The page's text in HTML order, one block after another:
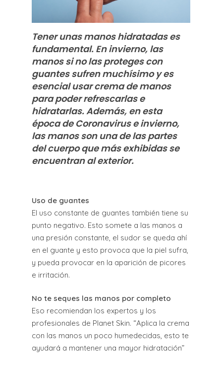
Tener unas manos hidratadas es
fundamental. En invierno, las
manos si no las proteges con
guantes sufren muchísimo y es
esencial usar crema de manos
para poder refrescarlas e
hidratarlas. Además, en esta
época de Coronavirus e invierno,
las manos son una de las partes
del cuerpo que más exhibidas se
encuentran al exterior.
Uso de guantes
El uso constante de guantes también tiene su
punto negativo. Esto somete a las manos a
una presión constante, el sudor se queda ahí
en el guante y esto provoca que la piel sufra,
y pueda provocar en la aparición de picores
e irritación.
No te seques las manos por completo
Eso recomiendan los expertos y los
profesionales de Planet Skin. “Aplica la crema
con las manos un poco humedecidas, esto te
ayudará a mantener una mayor hidratación”